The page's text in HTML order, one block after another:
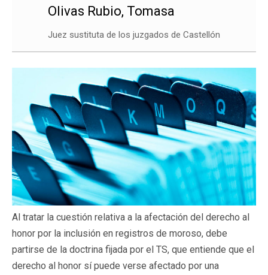
Olivas Rubio, Tomasa
Juez sustituta de los juzgados de Castellón
Al tratar la cuestión relativa a la afectación del derecho al
honor por la inclusión en registros de moroso, debe
partirse de la doctrina fijada por el TS, que entiende que el
derecho al honor sí puede verse afectado por una